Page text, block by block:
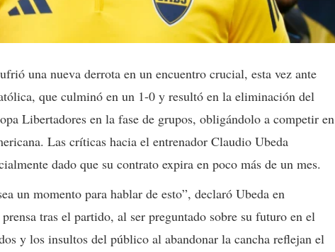
una nueva derrota en un encuentro crucial, esta vez ante
que culminó en un 1-0 y resultó en la eliminación del
Libertadores en la fase de grupos, obligándolo a competir en
Las críticas hacia el entrenador Claudio Ubeda
dado que su contrato expira en poco más de un mes.
un momento para hablar de esto”, declaró Ubeda en
tras el partido, al ser preguntado sobre su futuro en el
y los insultos del público al abandonar la cancha reflejan el